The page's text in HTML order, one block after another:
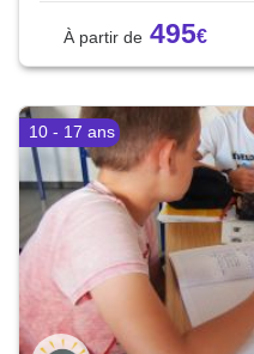
495
10 - 17 ans